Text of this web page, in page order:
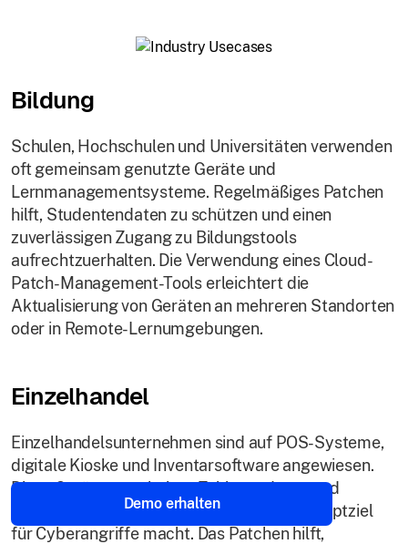
Bildung
Schulen, Hochschulen und Universitäten verwenden
oft gemeinsam genutzte Geräte und
Lernmanagementsysteme. Regelmäßiges Patchen
hilft, Studentendaten zu schützen und einen
zuverlässigen Zugang zu Bildungstools
aufrechtzuerhalten. Die Verwendung eines Cloud-
Patch-Management-Tools erleichtert die
Aktualisierung von Geräten an mehreren Standorten
oder in Remote-Lernumgebungen.
Einzelhandel
Einzelhandelsunternehmen sind auf POS-Systeme,
digitale Kioske und Inventarsoftware angewiesen.
Diese Geräte verarbeiten Zahlungsdaten und
Kundeninformationen, was sie zu einem Hauptziel
für Cyberangriffe macht. Das Patchen hilft,
Demo erhalten